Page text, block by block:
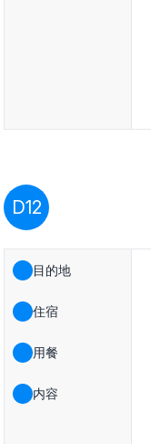
D12
目的地
住宿
用餐
内容